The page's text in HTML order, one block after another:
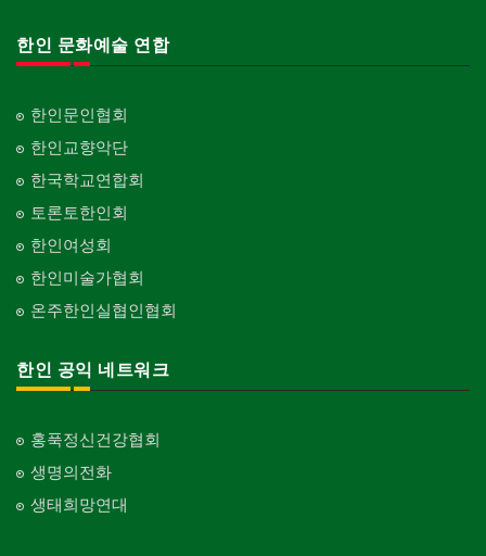
한인 문화예술 연합
한인문인협회
한인교향악단
한국학교연합회
토론토한인회
한인여성회
한인미술가협회
온주한인실협인협회
한인 공익 네트워크
홍푹정신건강협회
생명의전화
생태희망연대